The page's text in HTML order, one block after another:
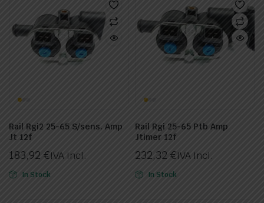
Rail Rgi2 25-65 S/sens. Amp
Jt 12f
183,92 €IVA Incl.
In Stock
Rail Rgi 25-65 Ptb Amp
Jtimer 12f
232,32 €IVA Incl.
In Stock